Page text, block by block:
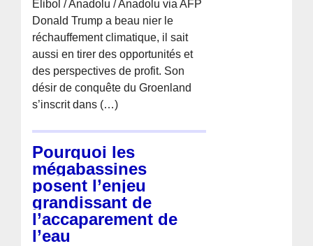
Elibol / Anadolu / Anadolu via AFP
Donald Trump a beau nier le
réchauffement climatique, il sait
aussi en tirer des opportunités et
des perspectives de profit. Son
désir de conquête du Groenland
s’inscrit dans (…)
Pourquoi les
mégabassines
posent l’enjeu
grandissant de
l’accaparement de
l’eau